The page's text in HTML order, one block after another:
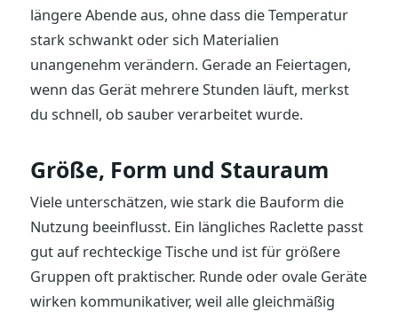
längere Abende aus, ohne dass die Temperatur
stark schwankt oder sich Materialien
unangenehm verändern. Gerade an Feiertagen,
wenn das Gerät mehrere Stunden läuft, merkst
du schnell, ob sauber verarbeitet wurde.
Größe, Form und Stauraum
Viele unterschätzen, wie stark die Bauform die
Nutzung beeinflusst. Ein längliches Raclette passt
gut auf rechteckige Tische und ist für größere
Gruppen oft praktischer. Runde oder ovale Geräte
wirken kommunikativer, weil alle gleichmäßig